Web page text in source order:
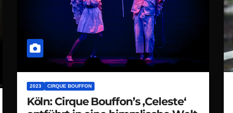
2023 CIRQUE BOUFFON
Köln: Cirque Bouffon’s ‚Celeste‘